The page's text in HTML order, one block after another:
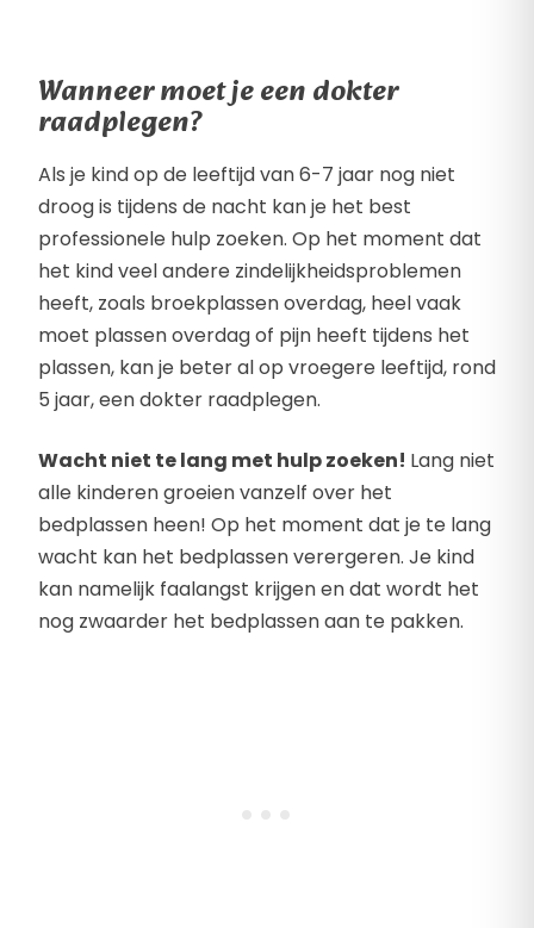
Wanneer moet je een dokter
raadplegen?
Als je kind op de leeftijd van 6-7 jaar nog niet
droog is tijdens de nacht kan je het best
professionele hulp zoeken. Op het moment dat
het kind veel andere zindelijkheidsproblemen
heeft, zoals broekplassen overdag, heel vaak
moet plassen overdag of pijn heeft tijdens het
plassen, kan je beter al op vroegere leeftijd, rond
5 jaar, een dokter raadplegen.
Wacht niet te lang met hulp zoeken! Lang niet
alle kinderen groeien vanzelf over het
bedplassen heen! Op het moment dat je te lang
wacht kan het bedplassen verergeren. Je kind
kan namelijk faalangst krijgen en dat wordt het
nog zwaarder het bedplassen aan te pakken.